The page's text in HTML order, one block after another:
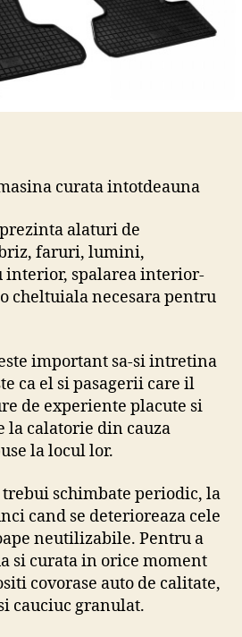
curata intotdeauna
alaturi de
faruri, lumini,
interior, spalarea interior-
cheltuiala necesara pentru
important sa-si intretina
ca el si pasagerii care il
de experiente placute si
la calatorie din cauza
la locul lor.
trebui schimbate periodic, la
cand se deterioreaza cele
neutilizabile. Pentru a
si curata in orice moment
covorase auto de calitate,
cauciuc granulat.